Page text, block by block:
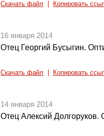
Скачать файл Копировать
16 января 2014
Отец Георгий Бусыгин.
Скачать файл Копировать
14 января 2014
Отец Алексий